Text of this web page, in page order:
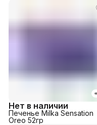
Нет в наличии
Печенье Milka Sensation
Oreo 52гр